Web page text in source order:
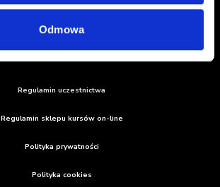
Odmowa
Regulamin uczestnictwa
Regulamin sklepu kursów on-line
Polityka prywatności
Polityka cookies